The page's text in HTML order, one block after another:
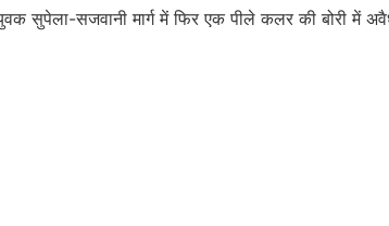
सुपेला-सजवानी मार्ग में फिर एक पीले कलर की बोरी में